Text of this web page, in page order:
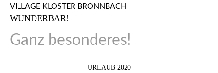
WUNDERBAR!
Ganz besonderes!
URLAUB 2020